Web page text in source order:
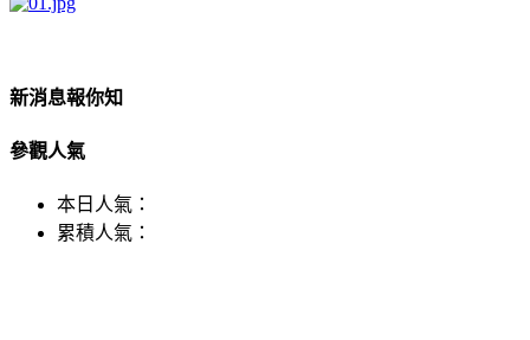
新消息報你知
參觀人氣
本日人氣：
累積人氣：